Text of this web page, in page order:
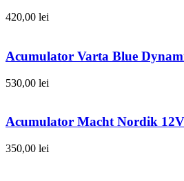
420,00 lei
Acumulator Varta Blue
530,00 lei
Acumulator Macht Nordik
350,00 lei